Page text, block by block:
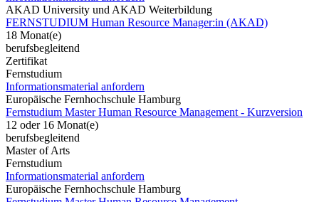
AKAD University und AKAD Weiterbildung
FERNSTUDIUM Human Resource Manager:in (AKAD)
18 Monat(e)
berufsbegleitend
Zertifikat
Fernstudium
Informationsmaterial anfordern
Europäische Fernhochschule Hamburg
Fernstudium Master Human Resource Management - Kurzversion
12 oder 16 Monat(e)
berufsbegleitend
Master of Arts
Fernstudium
Informationsmaterial anfordern
Europäische Fernhochschule Hamburg